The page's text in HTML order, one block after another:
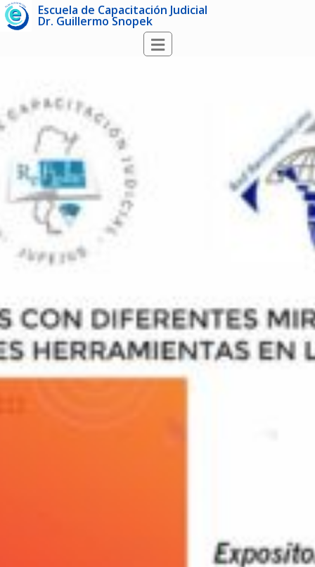
Escuela de Capacitación Judicial
Dr. Guillermo Snopek